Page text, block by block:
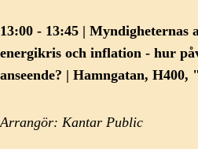
13:00 - 13:45 | Myndigheternas
energikris och inflation - hur
anseende? | Hamngatan,
Arrangör: Kantar Public